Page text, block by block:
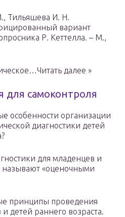
Тильяшева И. Н.
вариант
Р. Кеттелла. – М.,
далее »
для самоконтроля
особенности организации
диагностики детей
для младенцев и
называют «оценочными
принципы проведения
детей раннего возраста.